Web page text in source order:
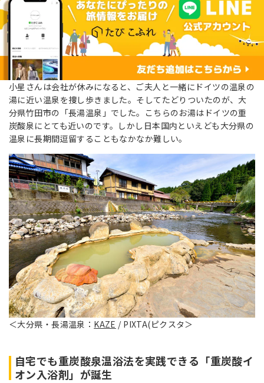
小星さんは会社が休みになると、ご夫人と一緒にドイツの温泉の
湯に近い温泉を捜し歩きました。そしてたどりついたのが、大
分県竹田市の「長湯温泉」でした。こちらのお湯はドイツの重
炭酸泉にとても近いのです。しかし日本国内といえども大分県の
温泉に長期間逗留することもなかなか難しい。
＜大分県・長湯温泉： KAZE / PIXTA(ピクスタ＞
自宅でも重炭酸泉温浴法を実践できる「重炭酸イ
オン入浴剤」が誕生